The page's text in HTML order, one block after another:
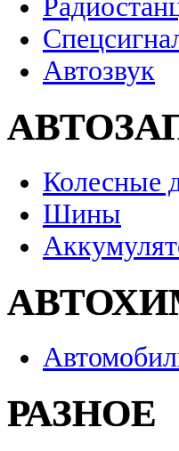
Автозвук
Колесные
Шины
РАЗНОЕ